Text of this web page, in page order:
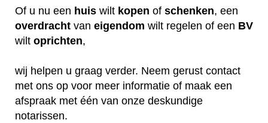
Of u nu een huis wilt kopen of schenken, een
overdracht van eigendom wilt regelen of een BV
wilt oprichten,
wij helpen u graag verder. Neem gerust contact
met ons op voor meer informatie of maak een
afspraak met één van onze deskundige
notarissen.